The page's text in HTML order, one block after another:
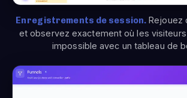
Enregistrements de session. Rejouez
et observez exactement où les
impossible avec un tableau de